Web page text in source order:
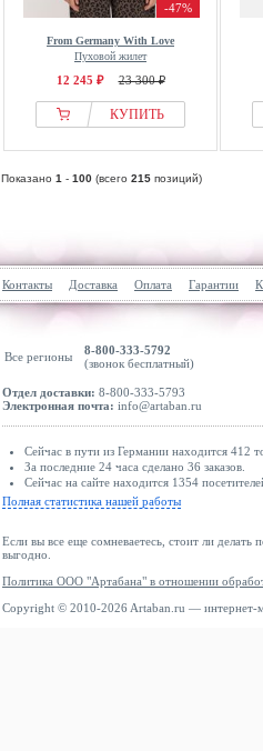
-47%
From Germany With Love
Пуховой жилет
12 245 ₽ 23 300 ₽
КУПИТЬ
Показано 1 - 100 (всего 215 позиций)
Контакты Доставка Оплата Гарантии
Все регионы
8-800-333-5792
(звонок бесплатный)
Отдел доставки: 8-800-333-5793
Электронная почта: info@artaban.ru
Сейчас в пути из Германии находится 412
За последние 24 часа сделано 36 заказов.
Сейчас на сайте находится 1354
Полная статистика нашей работы
Если вы все еще сомневаетесь, стоит ли делать
выгодно.
Политика ООО "Артабана" в отношении
Copyright © 2010-2026 Artaban.ru — интернет-